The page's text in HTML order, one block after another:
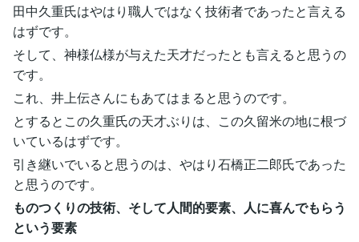
田中久重氏はやはり職人ではなく技術者であったと言える
はずです。
そして、神様仏様が与えた天才だったとも言えると思うの
です。
これ、井上伝さんにもあてはまると思うのです。
とするとこの久重氏の天才ぶりは、この久留米の地に根づ
いているはずです。
引き継いでいると思うのは、やはり石橋正二郎氏であった
と思うのです。
ものつくりの技術、そして人間的要素、人に喜んでもらう
という要素